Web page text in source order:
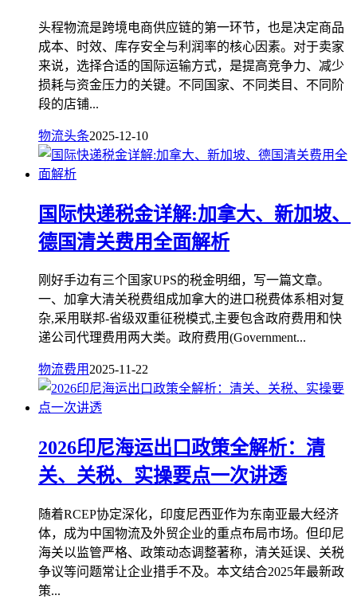
头程物流是跨境电商供应链的第一环节，也是决定商品
成本、时效、库存安全与利润率的核心因素。对于卖家
来说，选择合适的国际运输方式，是提高竞争力、减少
损耗与资金压力的关键。不同国家、不同类目、不同阶
段的店铺...
物流头条2025-12-10
国际快递税金详解:加拿大、新加坡、
德国清关费用全面解析
刚好手边有三个国家UPS的税金明细，写一篇文章。
一、加拿大清关税费组成加拿大的进口税费体系相对复
杂,采用联邦-省级双重征税模式,主要包含政府费用和快
递公司代理费用两大类。政府费用(Government...
物流费用2025-11-22
2026印尼海运出口政策全解析：清
关、关税、实操要点一次讲透
随着RCEP协定深化，印度尼西亚作为东南亚最大经济
体，成为中国物流及外贸企业的重点布局市场。但印尼
海关以监管严格、政策动态调整著称，清关延误、关税
争议等问题常让企业措手不及。本文结合2025年最新政
策...